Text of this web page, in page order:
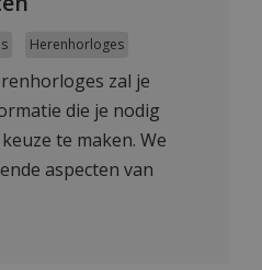
Herenhorloges
zal je
die je nodig
te maken. We
aspecten van